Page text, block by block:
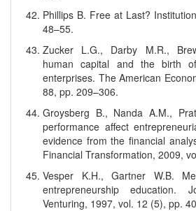
Phillips B. Free at Last?
48–55.
Zucker L.G., Darby M.R.,
human capital and the birth
enterprises. The American
88, pp. 209–306.
Groysberg B., Nanda A.M.,
performance affect
evidence from the financial
Financial Transformation, 2009,
Vesper K.H., Gartner W.B.
entrepreneurship education.
Venturing, 1997, vol. 12 (5), pp.